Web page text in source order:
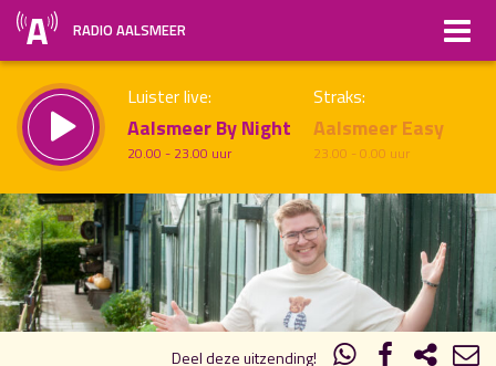
RADIO AALSMEER
Luister live:
Aalsmeer By Night
20.00 - 23.00 uur
Straks:
Aalsmeer Easy
23.00 - 0.00 uur
18.00 19.00
Vorig uur uur 1 van 2 Volgend uur
Inklappen
Deel deze uitzending!